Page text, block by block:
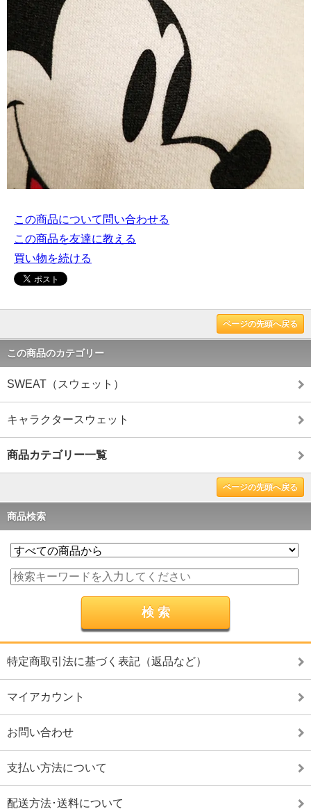
この商品について問い合わせる
この商品を友達に教える
買い物を続ける
ページの先頭へ戻る
この商品のカテゴリー
SWEAT（スウェット）
キャラクタースウェット
商品カテゴリー一覧
ページの先頭へ戻る
商品検索
特定商取引法に基づく表記（返品など）
マイアカウント
お問い合わせ
支払い方法について
配送方法･送料について